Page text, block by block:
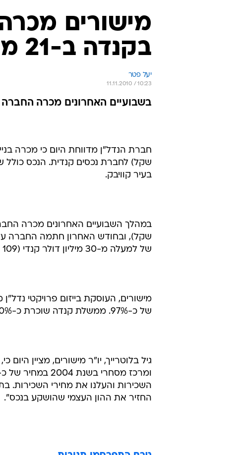
מישורים
בקנדה ב-21 מיליון דולר קנדי
יעל פטר
11.11.2010 / 10:23
בשבועיים האחרונים מכרה החברה נכסים
בעיר קוויבק.
של למעלה מ-30 מיליון דולר קנדי (109 מיליון שקל).
מישורים, העוסקת בייזום פרויקטי
של כ-97%. ממשלת קנדה שוכרת כ-60% מהשטחים ובעלת חוזה שכירות ל-10 שנים.
גיל בלוטרייך, יו"ר מישורים, מציין
השכירות והעלנו את מחירי השכירות.
החזיר את ההון העצמי שהושקע בנכס".